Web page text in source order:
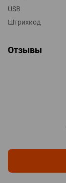
USB
Штрихкод
Отзывы